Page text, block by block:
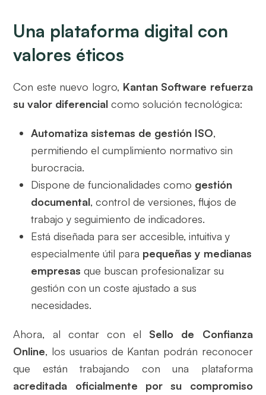
Una plataforma digital con
valores éticos
Con este nuevo logro, Kantan Software refuerza
su valor diferencial como solución tecnológica:
Automatiza sistemas de gestión ISO,
permitiendo el cumplimiento normativo sin
burocracia.
Dispone de funcionalidades como gestión
documental, control de versiones, flujos de
trabajo y seguimiento de indicadores.
Está diseñada para ser accesible, intuitiva y
especialmente útil para pequeñas y medianas
empresas que buscan profesionalizar su
gestión con un coste ajustado a sus
necesidades.
Ahora, al contar con el Sello de Confianza
Online, los usuarios de Kantan podrán reconocer
que están trabajando con una plataforma
acreditada oficialmente por su compromiso